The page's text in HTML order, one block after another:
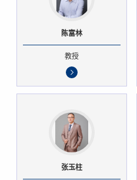
陈富林
教授
张玉柱